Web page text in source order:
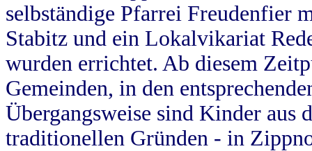
selbständige Pfarrei Freudenfier
Stabitz und ein Lokalvikariat
wurden errichtet. Ab diesem
Gemeinden, in den
Übergangsweise sind Kinder aus
traditionellen Gründen - in